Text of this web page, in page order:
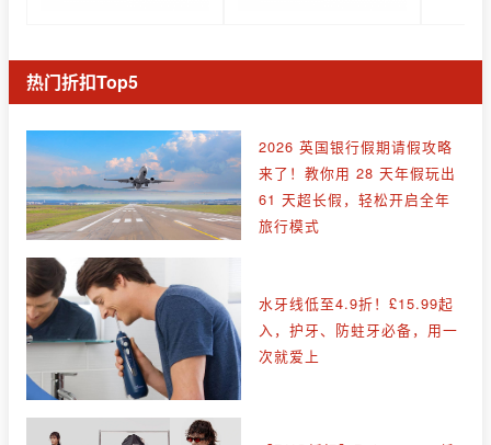
热门折扣Top5
2026 英国银行假期请假攻略
来了！教你用 28 天年假玩出
61 天超长假，轻松开启全年
旅行模式
水牙线低至4.9折！£15.99起
入，护牙、防蛀牙必备，用一
次就爱上